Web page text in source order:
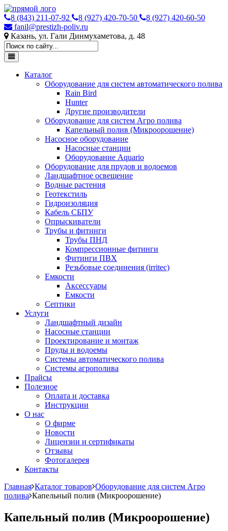
8 (843) 211-07-92 8 (927) 420-70-50
8 (927) 420-60-50
fanil@prestizh-poliv.ru
Казань, ул. Гали Динмухаметова, д. 48
Каталог
Оборудование для систем автоматического полива
Rain Bird
Hunter
Другие производители
Оборудование для систем Агро полива
Капельный полив (Микроорошение)
Насосное оборудование
Насосные станции
Оборудование Aquario
Оборудование для прудов и водоемов
Ландшафтное освещение
Водные растения
Геотекстиль
Гидроизоляция
Кабель СБПУ
Опрыскиватели
Трубы и фитинги
Трубы ПНД
Компрессионные фитинги
Фитинги ПВХ
Резьбовые соединения (irritec)
Емкости
Аксессуары
Емкости
Септики
Услуги
Ландшафтный дизайн
Насосные станции
Проектирование и монтаж
Пруды и водоемы
Системы автоматического полива
Системы агрополива
Прайсы
Полезное
Оплата и доставка
Инструкции
О нас
О фирме
Новости
Лицензии и сертификаты
Отзывы
Фотогалерея
Контакты
Главная Каталог товаров Оборудование для систем Агро
полива Капельный полив (Микроорошение)
Капельный полив (Микроорошение)